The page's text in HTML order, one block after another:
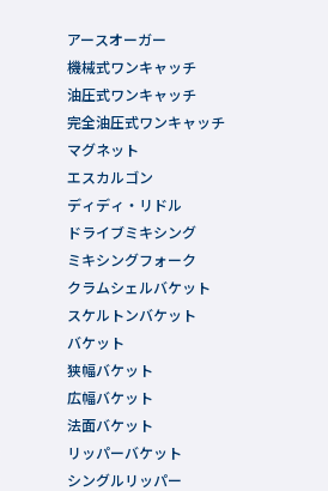
アースオーガー
機械式ワンキャッチ
油圧式ワンキャッチ
完全油圧式ワンキャッチ
マグネット
エスカルゴン
ディディ・リドル
ドライブミキシング
ミキシングフォーク
クラムシェルバケット
スケルトンバケット
バケット
狭幅バケット
広幅バケット
法面バケット
リッパーバケット
シングルリッパー